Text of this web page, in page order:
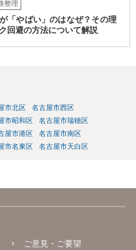
整理
「やばい」のはなぜ？その理
回避の方法について解説
市北区
名古屋市西区
市昭和区
名古屋市瑞穂区
屋市港区
名古屋市南区
市名東区 名古屋市天白区
ご意見・ご要望